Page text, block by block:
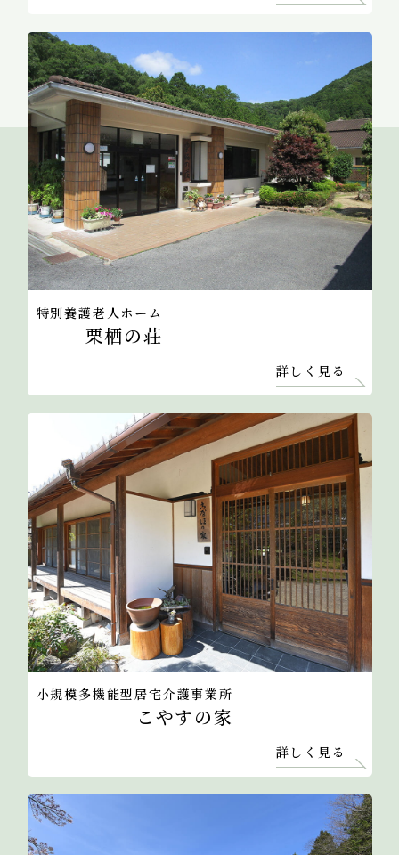
特別養護老人ホーム
栗栖の荘
詳しく見る
小規模多機能型居宅介護事業所
こやすの家
詳しく見る